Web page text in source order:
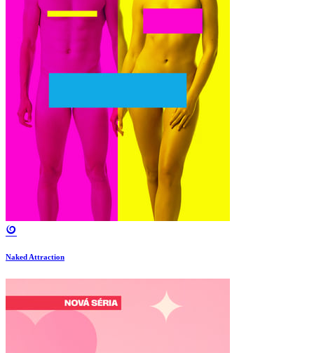
Naked Attraction